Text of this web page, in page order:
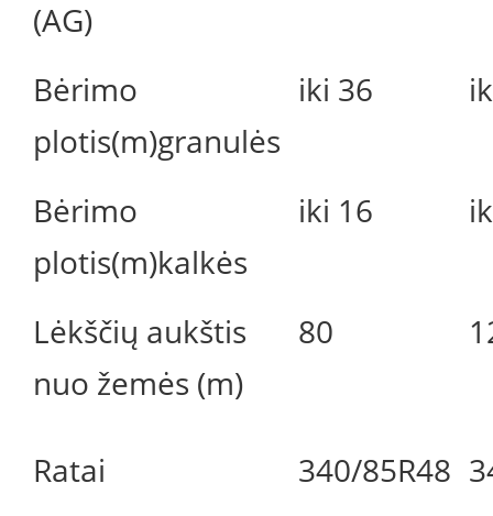
(AG)
Bėrimo
plotis(m)granulės
iki 36
Bėrimo
plotis(m)kalkės
iki 16
Lėkščių aukštis
nuo žemės (m)
80
Ratai 340/85R48